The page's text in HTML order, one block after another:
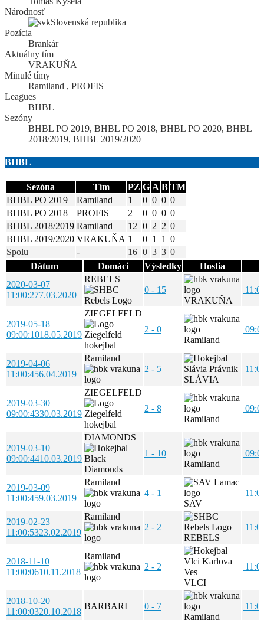
Národnosť
Slovenská republika
Pozícia
Brankár
Aktuálny tím
VRAKUŇA
Minulé tímy
Ramiland , PROFIS
Leagues
BHBL
Sezóny
BHBL PO 2019, BHBL PO 2018, BHBL PO 2020, BHBL
2018/2019, BHBL 2019/2020
BHBL
Sezóna Tím PZ G A B TM
BHBL PO 2019
Ramiland 1 0 0 0 0
BHBL PO 2018
PROFIS 2 0 0 0 0
BHBL 2018/2019 Ramiland 12 0 2 2 0
BHBL 2019/2020 VRAKUŇA 1 0 1 1 0
Spolu
- 16 0 3 3 0
Dátum
Domáci Výsledky Hostia
2020-03-07
11:00:277.03.2020
REBELS
0 - 15
VRAKUŇA
2019-05-18
09:00:1018.05.2019
ZIEGELFELD
2 - 0
Ramiland
2019-04-06
11:00:456.04.2019
Ramiland
2 - 5
SLÁVIA
2019-03-30
09:00:4330.03.2019
ZIEGELFELD
2 - 8
Ramiland
2019-03-10
09:00:4410.03.2019
DIAMONDS
1 - 10
Ramiland
2019-03-09
11:00:459.03.2019
Ramiland
4 - 1
SAV
2019-02-23
11:00:5323.02.2019
Ramiland
2 - 2
REBELS
2018-11-10
11:00:0610.11.2018
Ramiland
2 - 2
VLCI
2018-10-20
11:00:0320.10.2018
BARBARI
0 - 7
Ramiland